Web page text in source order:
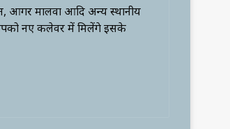
आगर मालवा आदि अन्य स्थानीय
नए कलेवर में मिलेंगे इसके